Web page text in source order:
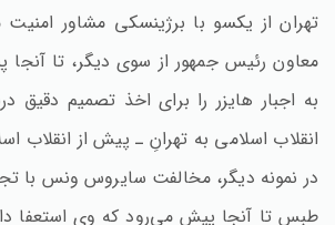
تهران از یکسو با برژینسکی مشاور امنیت
معاون رئیس جمهور از سوی دیگر، تا آنجا
به اجبار هایزر را برای اخذ تصمیم دقیق
انقلاب اسلامی به تهران‌ِ ـ پیش از انقلاب
در نمونه دیگر، مخالفت سایروس ونس با
طبس تا آنجا پیش می‌رود که وی استعفا